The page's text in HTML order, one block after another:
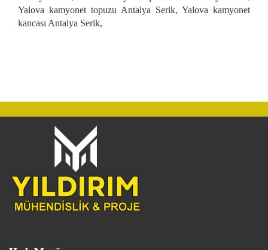
Yalova kamyonet topuzu Antalya Serik, Yalova kamyonet
kancası Antalya Serik,